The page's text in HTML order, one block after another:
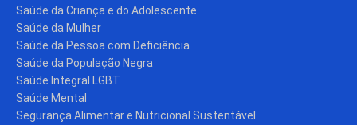
Saúde da Criança e do Adolescente
Saúde da Mulher
Saúde da Pessoa com Deficiência
Saúde da População Negra
Saúde Integral LGBT
Saúde Mental
Segurança Alimentar e Nutricional Sustentável